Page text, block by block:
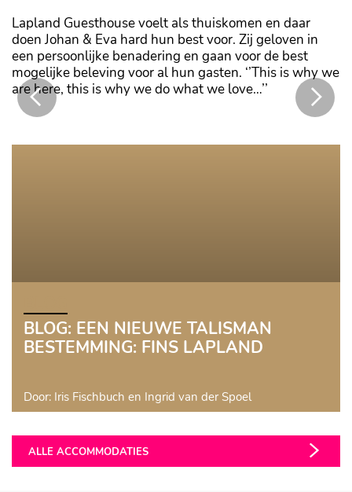
Lapland Guesthouse voelt als thuiskomen en daar
doen Johan & Eva hard hun best voor. Zij geloven in
een persoonlijke benadering en gaan voor de best
mogelijke beleving voor al hun gasten. ‘’This is why we
are here, this is why we do what we love…’’
Master bedroom
BLOG: EEN NIEUWE TALISMAN
BESTEMMING: FINS LAPLAND
Door: Iris Fischbuch en Ingrid van der Spoel
ALLE ACCOMMODATIES